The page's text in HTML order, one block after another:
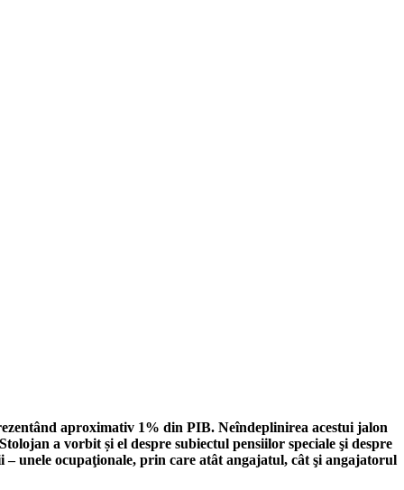
aproximativ 1% din PIB. Neîndeplinirea acestui jalon
a vorbit și el despre subiectul pensiilor speciale şi despre
unele ocupaţionale, prin care atât angajatul, cât şi angajatorul